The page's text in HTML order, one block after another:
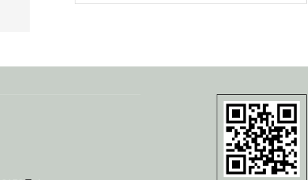
一根看似脆弱的头发丝。我第一...
真正把超声波探伤仪做好，都绕不开这件事
说实话，每次跟同行聊起探伤仪，总
能碰到一种情况：大家要么捧着...